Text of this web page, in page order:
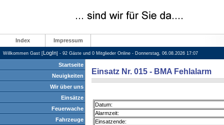
Index Impressum
Willkommen Gast [LogIn] - 92 Gäste und 0 Mitglieder Online - Donnerstag, 06.08.2026 17:07
Startseite
Neuigkeiten
Wir über uns
Einsätze
Feuerwache
Fahrzeuge
Einsatz Nr. 015 - BMA Fehlalarm
Datum:
Alarmzeit:
Einsatzende: